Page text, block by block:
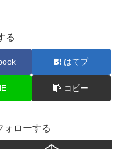
る
はてブ
コピー
ォローする